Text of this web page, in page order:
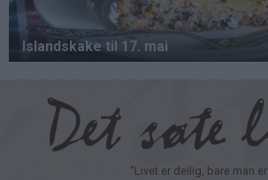
"Livet er deilig, bare man er